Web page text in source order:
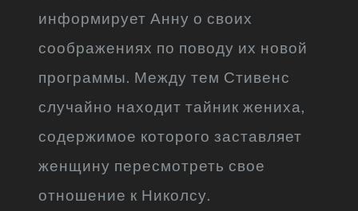
информирует Анну о своих
соображениях по поводу их новой
программы. Между тем Стивенс
случайно находит тайник жениха,
содержимое которого заставляет
женщину пересмотреть свое
отношение к Николсу.